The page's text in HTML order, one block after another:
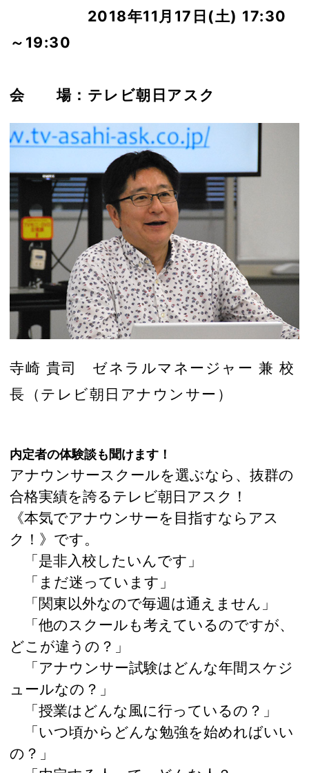
2018年11月17日(土) 17:30
～19:30
会 場：テレビ朝日アスク
寺崎 貴司 ゼネラルマネージャー 兼 校
長（テレビ朝日アナウンサー）
内定者の体験談も聞けます！
アナウンサースクールを選ぶなら、抜群の
合格実績を誇るテレビ朝日アスク！
《本気でアナウンサーを目指すならアス
ク！》です。
「是非入校したいんです」
「まだ迷っています」
「関東以外なので毎週は通えません」
「他のスクールも考えているのですが、
どこが違うの？」
「アナウンサー試験はどんな年間スケジ
ュールなの？」
「授業はどんな風に行っているの？」
「いつ頃からどんな勉強を始めればいい
の？」